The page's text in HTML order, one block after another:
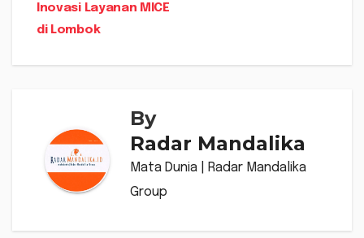
Inovasi Layanan MICE
di Lombok
By
Radar Mandalika
Mata Dunia | Radar Mandalika
Group